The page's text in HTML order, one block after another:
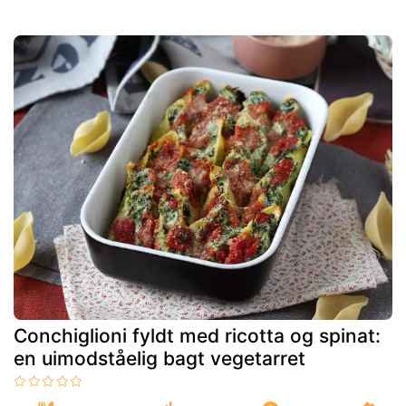
Conchiglioni fyldt med ricotta og spinat:
en uimodståelig bagt vegetarret